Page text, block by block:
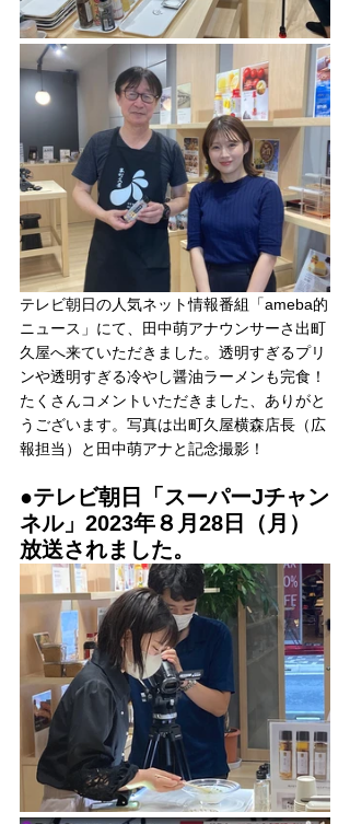
テレビ朝日の人気ネット情報番組「ameba的
ニュース」にて、田中萌アナウンサーさ出町
久屋へ来ていただきました。透明すぎるプリ
ンや透明すぎる冷やし醤油ラーメンも完食！
たくさんコメントいただきました、ありがと
うございます。写真は出町久屋横森店長（広
報担当）と田中萌アナと記念撮影！
●テレビ朝日「スーパーJチャン
ネル」2023年８月28日（月）
放送されました。